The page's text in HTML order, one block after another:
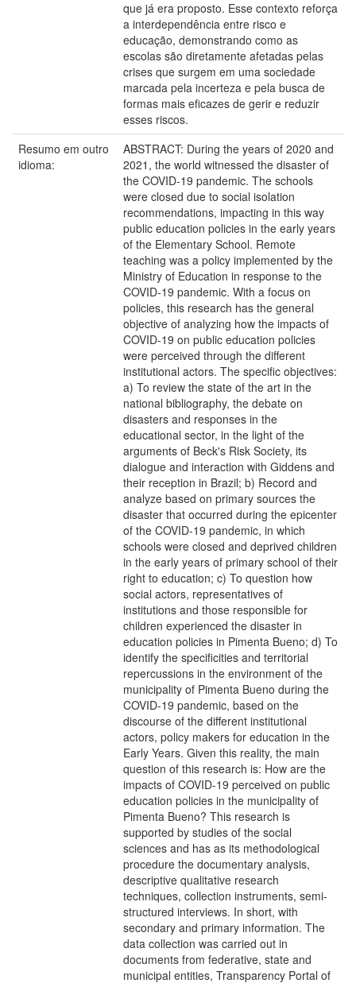
que já era proposto. Esse contexto reforça
a interdependência entre risco e
educação, demonstrando como as
escolas são diretamente afetadas pelas
crises que surgem em uma sociedade
marcada pela incerteza e pela busca de
formas mais eficazes de gerir e reduzir
esses riscos.
Resumo em outro
idioma:
ABSTRACT: During the years of 2020 and
2021, the world witnessed the disaster of
the COVID-19 pandemic. The schools
were closed due to social isolation
recommendations, impacting in this way
public education policies in the early years
of the Elementary School. Remote
teaching was a policy implemented by the
Ministry of Education in response to the
COVID-19 pandemic. With a focus on
policies, this research has the general
objective of analyzing how the impacts of
COVID-19 on public education policies
were perceived through the different
institutional actors. The specific objectives:
a) To review the state of the art in the
national bibliography, the debate on
disasters and responses in the
educational sector, in the light of the
arguments of Beck's Risk Society, its
dialogue and interaction with Giddens and
their reception in Brazil; b) Record and
analyze based on primary sources the
disaster that occurred during the epicenter
of the COVID-19 pandemic, in which
schools were closed and deprived children
in the early years of primary school of their
right to education; c) To question how
social actors, representatives of
institutions and those responsible for
children experienced the disaster in
education policies in Pimenta Bueno; d) To
identify the specificities and territorial
repercussions in the environment of the
municipality of Pimenta Bueno during the
COVID-19 pandemic, based on the
discourse of the different institutional
actors, policy makers for education in the
Early Years. Given this reality, the main
question of this research is: How are the
impacts of COVID-19 perceived on public
education policies in the municipality of
Pimenta Bueno? This research is
supported by studies of the social
sciences and has as its methodological
procedure the documentary analysis,
descriptive qualitative research
techniques, collection instruments, semi-
structured interviews. In short, with
secondary and primary information. The
data collection was carried out in
documents from federative, state and
municipal entities, Transparency Portal of